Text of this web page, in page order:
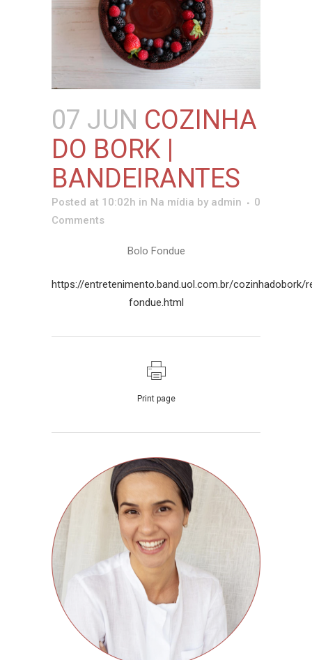
07 JUN COZINHA
DO BORK |
BANDEIRANTES
Posted at 10:02h in Na mídia by admin
0
Comments
Bolo Fondue
https://entretenimento.band.uol.com.br/cozinhadobork/
fondue.html
Print page